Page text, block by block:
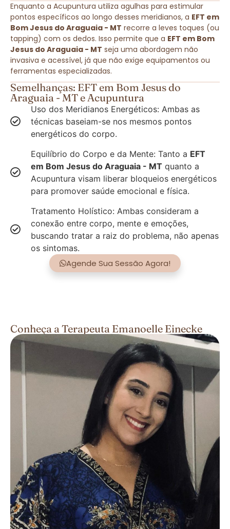
Enquanto a Acupuntura utiliza agulhas para estimular
pontos específicos ao longo desses meridianos, a EFT em
Bom Jesus do Araguaia - MT recorre a leves toques (ou
tapping) com os dedos. Isso permite que a EFT em Bom
Jesus do Araguaia - MT seja uma abordagem não
invasiva e acessível, já que não exige equipamentos ou
ferramentas especializadas.
Semelhanças: EFT em Bom Jesus do
Araguaia - MT e Acupuntura
Uso dos Meridianos Energéticos: Ambas as
técnicas baseiam-se nos mesmos pontos
energéticos do corpo.
Equilíbrio do Corpo e da Mente: Tanto a EFT
em Bom Jesus do Araguaia - MT quanto a
Acupuntura visam liberar bloqueios energéticos
para promover saúde emocional e física.
Tratamento Holístico: Ambas consideram a
conexão entre corpo, mente e emoções,
buscando tratar a raiz do problema, não apenas
os sintomas.
Agende Sua Sessão Agora!
Conheça a Terapeuta Emanoelle Einecke